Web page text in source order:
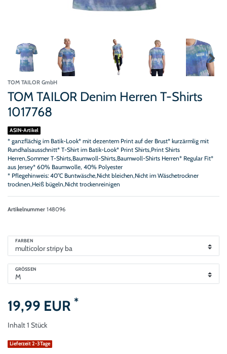
TOM TAILOR GmbH
TOM TAILOR Denim Herren T-Shirts
1017768
ASIN-Artikel
* ganzflächig im Batik-Look* mit dezentem Print auf der Brust* kurzärmlig mit
Rundhalsausschnitt* T-Shirt im Batik-Look* Print Shirts,Print Shirts
Herren,Sommer T-Shirts,Baumwoll-Shirts,Baumwoll-Shirts Herren* Regular Fit*
aus Jersey* 60% Baumwolle, 40% Polyester
* Pflegehinweis: 40°C Buntwäsche,Nicht bleichen,Nicht im Wäschetrockner
trocknen,Heiß bügeln,Nicht trockenreinigen
Artikelnummer 148096
FARBEN
GRÖSSEN
19,99 EUR *
Inhalt1 Stück
Lieferzeit 2-3Tage